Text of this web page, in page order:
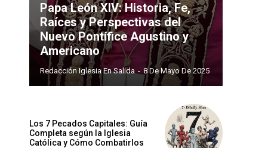
Papa León XIV: Historia, Fe,
Raíces y Perspectivas del
Nuevo Pontífice Agustino y
Americano
Redacción Iglesia En Salida - 8 De Mayo De 2025
Los 7 Pecados Capitales: Guía
Completa según la Iglesia
Católica y Cómo Combatirlos